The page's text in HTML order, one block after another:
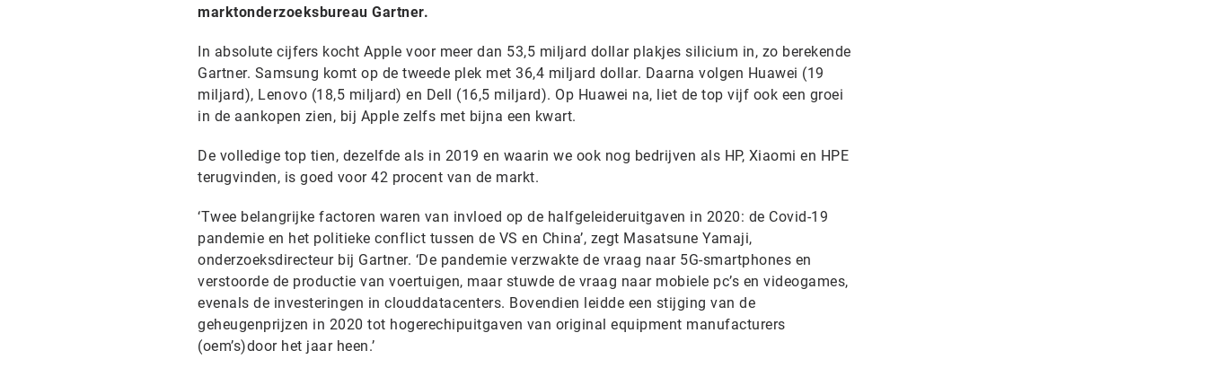
marktonderzoeksbureau Gartner.
In absolute cijfers kocht Apple voor meer dan 53,5 miljard dollar plakjes silicium in, zo berekende
Gartner. Samsung komt op de tweede plek met 36,4 miljard dollar. Daarna volgen Huawei (19
miljard), Lenovo (18,5 miljard) en Dell (16,5 miljard). Op Huawei na, liet de top vijf ook een groei
in de aankopen zien, bij Apple zelfs met bijna een kwart.
De volledige top tien, dezelfde als in 2019 en waarin we ook nog bedrijven als HP, Xiaomi en HPE
terugvinden, is goed voor 42 procent van de markt.
‘Twee belangrijke factoren waren van invloed op de halfgeleideruitgaven in 2020: de Covid-19
pandemie en het politieke conflict tussen de VS en China’, zegt Masatsune Yamaji,
onderzoeksdirecteur bij Gartner. ‘De pandemie verzwakte de vraag naar 5G-smartphones en
verstoorde de productie van voertuigen, maar stuwde de vraag naar mobiele pc’s en videogames,
evenals de investeringen in clouddatacenters. Bovendien leidde een stijging van de
geheugenprijzen in 2020 tot hogerechipuitgaven van original equipment manufacturers
(oem’s)door het jaar heen.’